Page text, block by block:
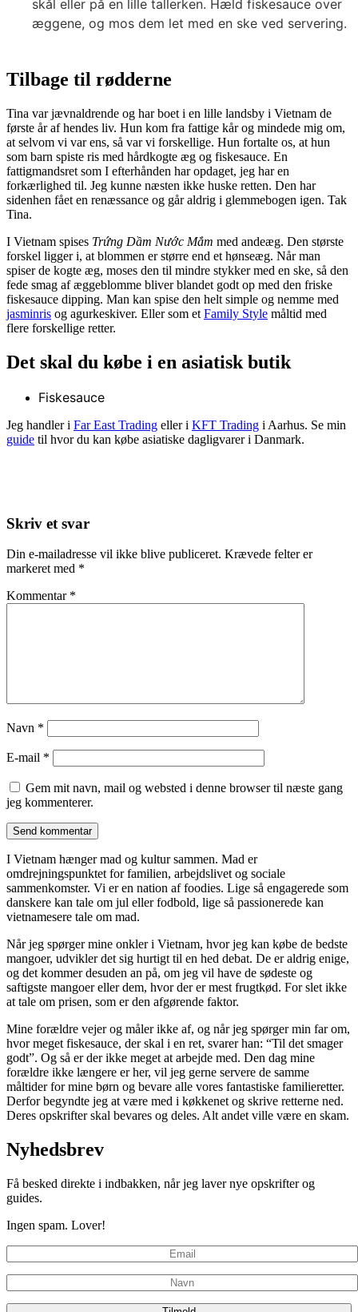
skål eller på en lille tallerken. Hæld fiskesauce over
æggene, og mos dem let med en ske ved servering.
Tilbage til rødderne
Tina var jævnaldrende og har boet i en lille landsby i Vietnam de
første år af hendes liv. Hun kom fra fattige kår og mindede mig om,
at selvom vi var ens, så var vi forskellige. Hun fortalte os, at hun
som barn spiste ris med hårdkogte æg og fiskesauce. En
fattigmandsret som I efterhånden har opdaget, jeg har en
forkærlighed til. Jeg kunne næsten ikke huske retten. Den har
sidenhen fået en renæssance og går aldrig i glemmebogen igen. Tak
Tina.
I Vietnam spises Trứng Dầm Nước Mắm med andeæg. Den største
forskel ligger i, at blommen er større end et hønseæg. Når man
spiser de kogte æg, moses den til mindre stykker med en ske, så den
fede smag af æggeblomme bliver blandet godt op med den friske
fiskesauce dipping. Man kan spise den helt simple og nemme med
jasminris og agurkeskiver. Eller som et Family Style måltid med
flere forskellige retter.
Det skal du købe i en asiatisk butik
Fiskesauce
Jeg handler i Far East Trading eller i KFT Trading i Aarhus. Se min
guide til hvor du kan købe asiatiske dagligvarer i Danmark.
Skriv et svar
Din e-mailadresse vil ikke blive publiceret. Krævede felter er
markeret med *
Kommentar *
Navn *
E-mail *
Gem mit navn, mail og websted i denne browser til næste gang
jeg kommenterer.
I Vietnam hænger mad og kultur sammen. Mad er
omdrejningspunktet for familien, arbejdslivet og sociale
sammenkomster. Vi er en nation af foodies. Lige så engagerede som
danskere kan tale om jul eller fodbold, lige så passionerede kan
vietnamesere tale om mad.
Når jeg spørger mine onkler i Vietnam, hvor jeg kan købe de bedste
mangoer, udvikler det sig hurtigt til en hed debat. De er aldrig enige,
og det kommer desuden an på, om jeg vil have de sødeste og
saftigste mangoer eller dem, hvor der er mest frugtkød. For slet ikke
at tale om prisen, som er den afgørende faktor.
Mine forældre vejer og måler ikke af, og når jeg spørger min far om,
hvor meget fiskesauce, der skal i en ret, svarer han: “Til det smager
godt”. Og så er der ikke meget at arbejde med. Den dag mine
forældre ikke længere er her, vil jeg gerne servere de samme
måltider for mine børn og bevare alle vores fantastiske familieretter.
Derfor begyndte jeg at være med i køkkenet og skrive retterne ned.
Deres opskrifter skal bevares og deles. Alt andet ville være en skam.
Nyhedsbrev
Få besked direkte i indbakken, når jeg laver nye opskrifter og
guides.
Ingen spam. Lover!